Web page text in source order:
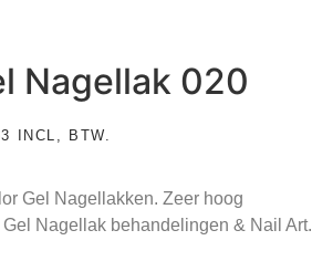
Nagellak 020
INCL, BTW.
Gel Nagellakken. Zeer hoog
Nagellak behandelingen & Nail Art.